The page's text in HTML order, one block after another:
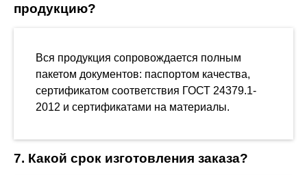
продукцию?
Вся продукция сопровождается полным
пакетом документов: паспортом качества,
сертификатом соответствия ГОСТ 24379.1-
2012 и сертификатами на материалы.
7. Какой срок изготовления заказа?